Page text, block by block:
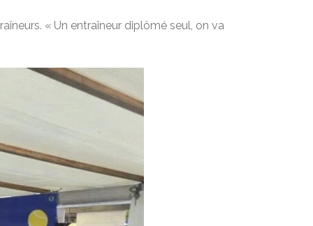
« Un entraîneur diplômé seul, on va